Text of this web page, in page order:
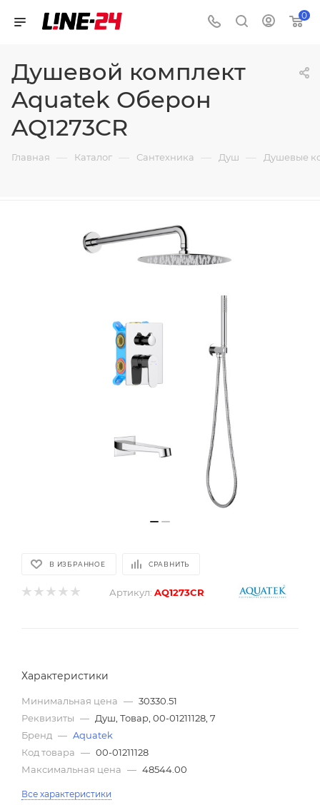
0
Душевой комплект
Aquatek Оберон
AQ1273CR
Главная — Каталог — Сантехника — Душ — Душевые
В ИЗБРАННОЕ СРАВНИТЬ
Артикул: AQ1273CR
Характеристики
Минимальная цена — 30330.51
Реквизиты — Душ, Товар, 00-01211128, 7
Бренд — Aquatek
Код товара — 00-01211128
Максимальная цена — 48544.00
Все характеристики